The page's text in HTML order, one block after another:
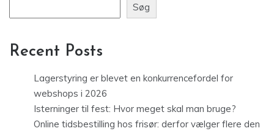
Søg
Recent Posts
Lagerstyring er blevet en konkurrencefordel for
webshops i 2026
Isterninger til fest: Hvor meget skal man bruge?
Online tidsbestilling hos frisør: derfor vælger flere den